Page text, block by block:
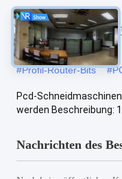
PCD-Router-Bits
#Profil-Router-Bits #
Pcd-
werden Beschreibung:
Nachrichten des